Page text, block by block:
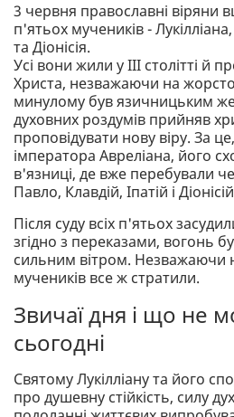
3 червня православні віряни
п'ятьох мучеників -
та Діонісія.
Усі вони жили у III столітті й
Христа, незважаючи на
минулому був язичницьким
духовних роздумів прийняв
проповідувати нову віру. За
імператора Авреліана, його
в'язниці, де вже перебували
Павло, Клавдій, Іпатій і
Після суду всіх п'ятьох
згідно з переказами, вогонь
сильним вітром. Незважаючи
мучеників все ж стратили.
Звичаї дня і що не
сьогодні
Святому Лукілліану та його
про душевну стійкість, силу